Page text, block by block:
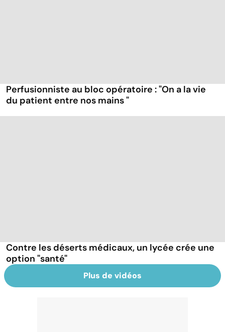
Perfusionniste au bloc opératoire : "On a la vie
du patient entre nos mains "
Contre les déserts médicaux, un lycée crée une
option "santé"
Plus de vidéos